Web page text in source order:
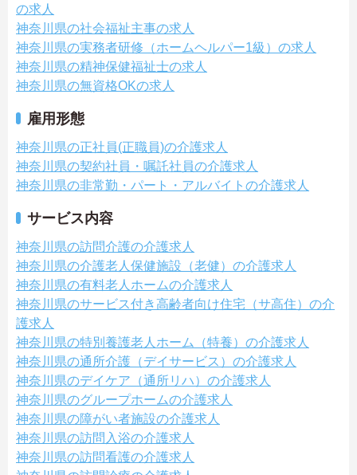
の求人
神奈川県の社会福祉主事の求人
神奈川県の実務者研修（ホームヘルパー1級）の求人
神奈川県の精神保健福祉士の求人
神奈川県の無資格OKの求人
雇用形態
神奈川県の正社員(正職員)の介護求人
神奈川県の契約社員・嘱託社員の介護求人
神奈川県の非常勤・パート・アルバイトの介護求人
サービス内容
神奈川県の訪問介護の介護求人
神奈川県の介護老人保健施設（老健）の介護求人
神奈川県の有料老人ホームの介護求人
神奈川県のサービス付き高齢者向け住宅（サ高住）の介
護求人
神奈川県の特別養護老人ホーム（特養）の介護求人
神奈川県の通所介護（デイサービス）の介護求人
神奈川県のデイケア（通所リハ）の介護求人
神奈川県のグループホームの介護求人
神奈川県の障がい者施設の介護求人
神奈川県の訪問入浴の介護求人
神奈川県の訪問看護の介護求人